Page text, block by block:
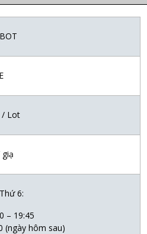
BOT
/ Lot
ứ6:
– 19:45
(ngày hôm sau)